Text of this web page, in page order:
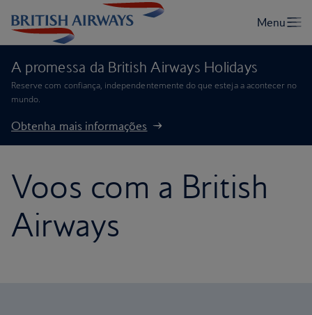
A promessa da British Airways Holidays
Reserve com confiança, independentemente do que esteja a acontecer no
mundo.
Obtenha mais informações
Voos com a British
Airways